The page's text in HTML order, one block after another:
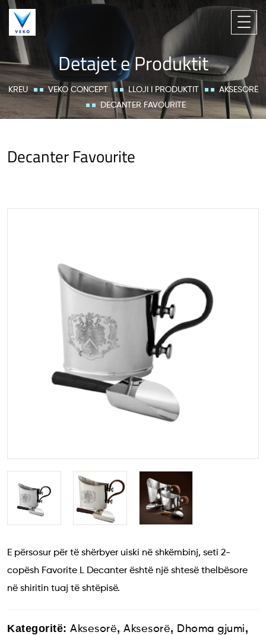
Detajet e Produktit
KREU VEKO CONCEPT LLOJI I PRODUKTIT
AKSESORË
DECANTER FAVOURITE
Decanter Favourite
E përsosur për të shërbyer uiski në shkëmbinj, seti 2-
copësh Favorite L Decanter është një shtesë thelbësore
në shiritin tuaj të shtëpisë.
Kategoritë: Aksesorë, Aksesorë, Dhoma gjumi,